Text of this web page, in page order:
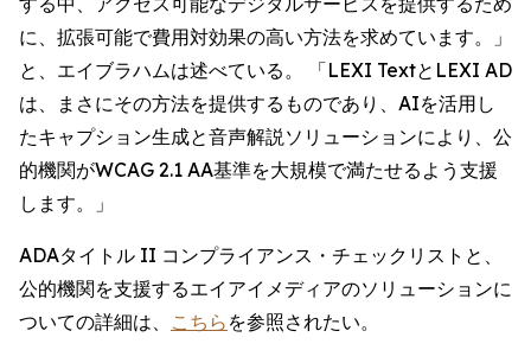
に、拡張可能で費用対効果の高い方法を求めています。」
と、エイブラハムは述べている。 「LEXI TextとLEXI AD
は、まさにその方法を提供するものであり、AIを活用し
たキャプション生成と音声解説ソリューションにより、公
的機関がWCAG 2.1 AA基準を大規模で満たせるよう支援
します。」
ADAタイトル II コンプライアンス・チェックリストと、
公的機関を支援するエイアイメディアのソリューションに
ついての詳細は、 こちら を参照されたい。